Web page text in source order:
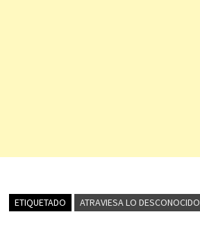
ETIQUETADO ATRAVIESA LO DESCONOCIDO